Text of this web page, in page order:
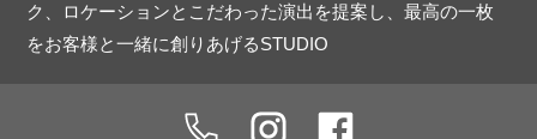
ク、ロケーションとこだわった演出を提案し、最高の一枚
をお客様と一緒に創りあげるSTUDIO